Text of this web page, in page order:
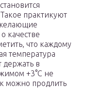
практикуют
качестве
что каждому
температура
держать в
+3°С не
можно продлить